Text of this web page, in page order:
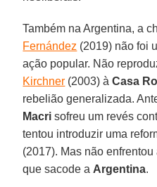
Também na Argentina, a
Fernández (2019) não foi
ação popular. Não
Kirchner (2003) àCasa
rebelião generalizada.
Macri sofreu um revés
tentou introduzir uma
(2017). Mas não
que sacode a Argentina.